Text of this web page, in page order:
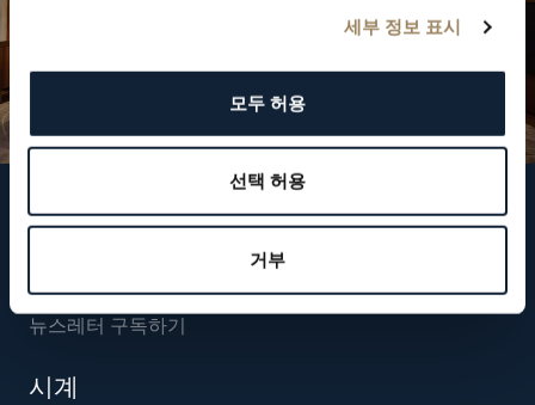
세부 정보 표시
모두 허용
선택 허용
거부
브레게 팔로우하기
뉴스레터 구독하기
시계